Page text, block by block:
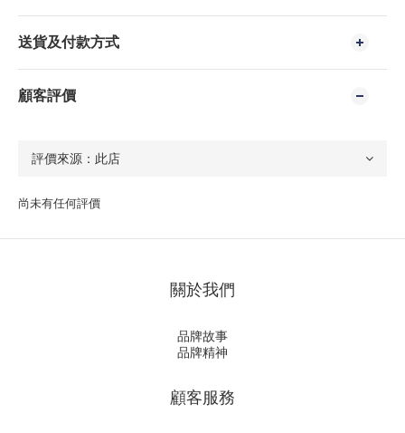
送貨及付款方式
顧客評價
尚未有任何評價
關於我們
品牌故事
品牌精神
顧客服務